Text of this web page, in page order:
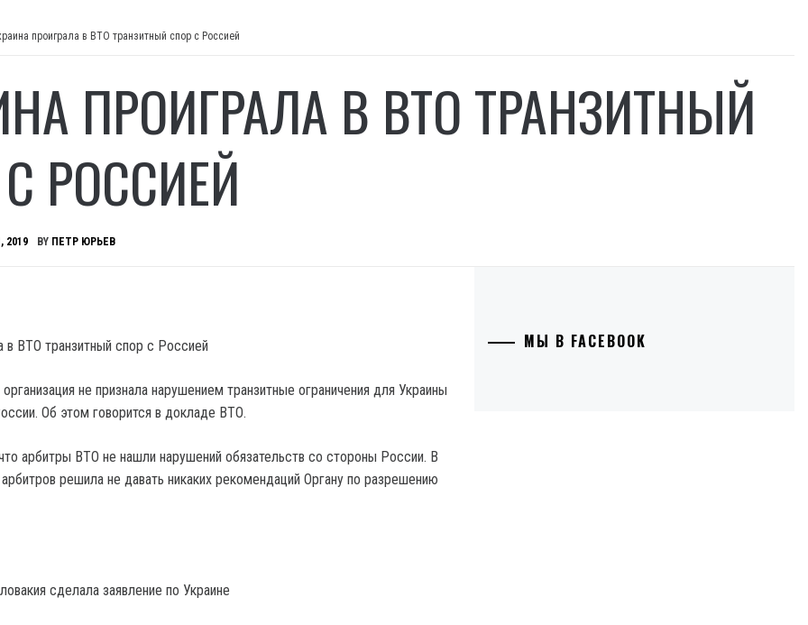
проиграла в ВТО транзитный спор с Россией
ПРОИГРАЛА В ВТО ТРАНЗИТНЫЙ
РОССИЕЙ
2019 BY ПЕТР ЮРЬЕВ
не признала нарушением транзитные ограничения для Украины
Об этом говорится в докладе ВТО.
арбитры ВТО не нашли нарушений обязательств со стороны России. В
решила не давать никаких рекомендаций Органу по разрешению
сделала заявление по Украине
МЫ В FACEBOOK